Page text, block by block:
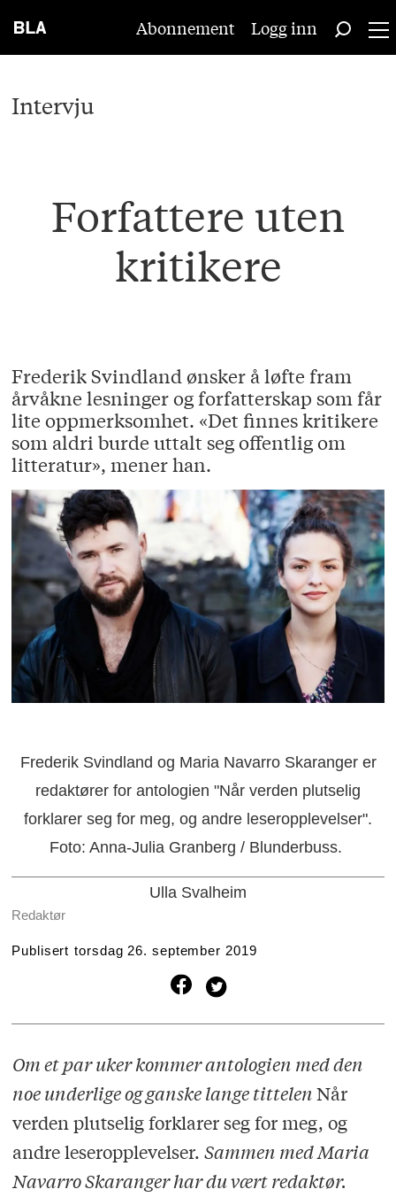
Abonnement Logg inn
Intervju
Forfattere uten
kritikere
Frederik Svindland ønsker å løfte fram
årvåkne lesninger og forfatterskap som får
lite oppmerksomhet. «Det finnes kritikere
som aldri burde uttalt seg offentlig om
litteratur», mener han.
Frederik Svindland og Maria Navarro Skaranger er
redaktører for antologien "Når verden plutselig
forklarer seg for meg, og andre leseropplevelser".
Foto: Anna-Julia Granberg / Blunderbuss.
Ulla Svalheim
Redaktør
Publisert torsdag 26. september 2019
Om et par uker kommer antologien med den
noe underlige og ganske lange tittelenNår
verden plutselig forklarer seg for meg, og
andre leseropplevelser. Sammen med Maria
Navarro Skaranger har du vært redaktør.